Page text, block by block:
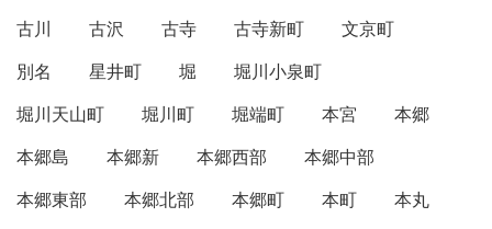
古川
古沢 古寺 古寺新町
文京町
別名
星井町 堀
堀川小泉町
堀川天山町
堀川町 堀端町 本宮
本郷
本郷島
本郷新 本郷西部
本郷中部
本郷東部
本郷北部 本郷町 本町
本丸